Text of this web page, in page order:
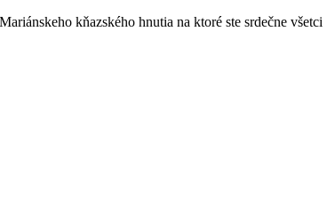
Mariánskeho kňazského hnutia na ktoré ste srdečne všetci